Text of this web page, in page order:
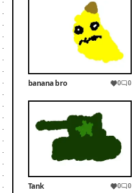
banana bro 0 0
Tank 0 0